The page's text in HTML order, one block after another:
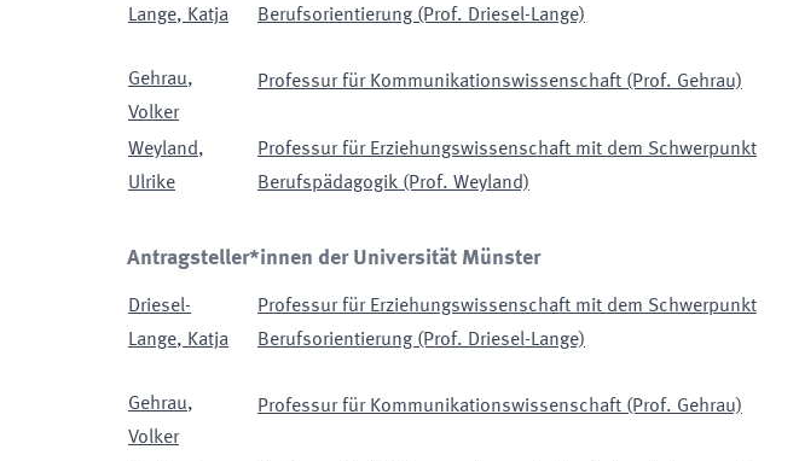
Lange, Katja
Berufsorientierung (Prof. Driesel-Lange)
Gehrau,
Volker
Professur für Kommunikationswissenschaft (Prof. Gehrau)
Weyland,
Ulrike
Professur für Erziehungswissenschaft mit dem Schwerpunkt
Berufspädagogik (Prof. Weyland)
Antragsteller*innen der Universität Münster
Driesel-
Lange, Katja
Professur für Erziehungswissenschaft mit dem Schwerpunkt
Berufsorientierung (Prof. Driesel-Lange)
Gehrau,
Volker
Professur für Kommunikationswissenschaft (Prof. Gehrau)